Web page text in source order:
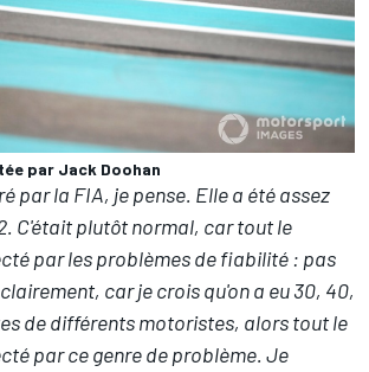
par Jack Doohan
par la FIA, je pense. Elle a été assez
C'était plutôt normal, car tout le
par les problèmes de fiabilité : pas
car je crois qu'on a eu 30, 40,
de différents motoristes, alors tout le
par ce genre de problème. Je